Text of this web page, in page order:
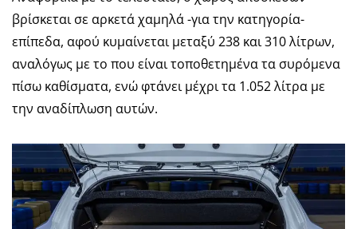
βρίσκεται σε αρκετά χαμηλά -για την κατηγορία-
επίπεδα, αφού κυμαίνεται μεταξύ 238 και 310 λίτρων,
αναλόγως με το που είναι τοποθετημένα τα συρόμενα
πίσω καθίσματα, ενώ φτάνει μέχρι τα 1.052 λίτρα με
την αναδίπλωση αυτών.